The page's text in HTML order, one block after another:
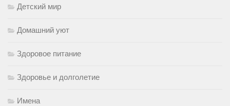
Детский мир
Домашний уют
Здоровое питание
Здоровье и долголетие
Имена